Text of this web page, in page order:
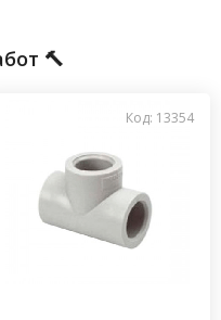
🔨
Код: 13354